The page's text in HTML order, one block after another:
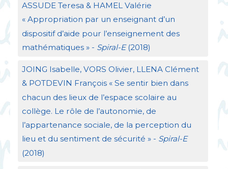
ASSUDETeresa & HAMELValérie
« Appropriation par un enseignant d’un
dispositif d’aide pour l’enseignement des
mathématiques » - Spiral-E(2018)
JOING Isabelle, VORS Olivier, LLENAClément
& POTDEVIN François « Se sentir bien dans
chacun des lieux de l’espace scolaire au
collège. Le rôle de l’autonomie, de
l’appartenance sociale, de la perception du
lieu et du sentiment de sécurité » - Spiral-E
(2018)